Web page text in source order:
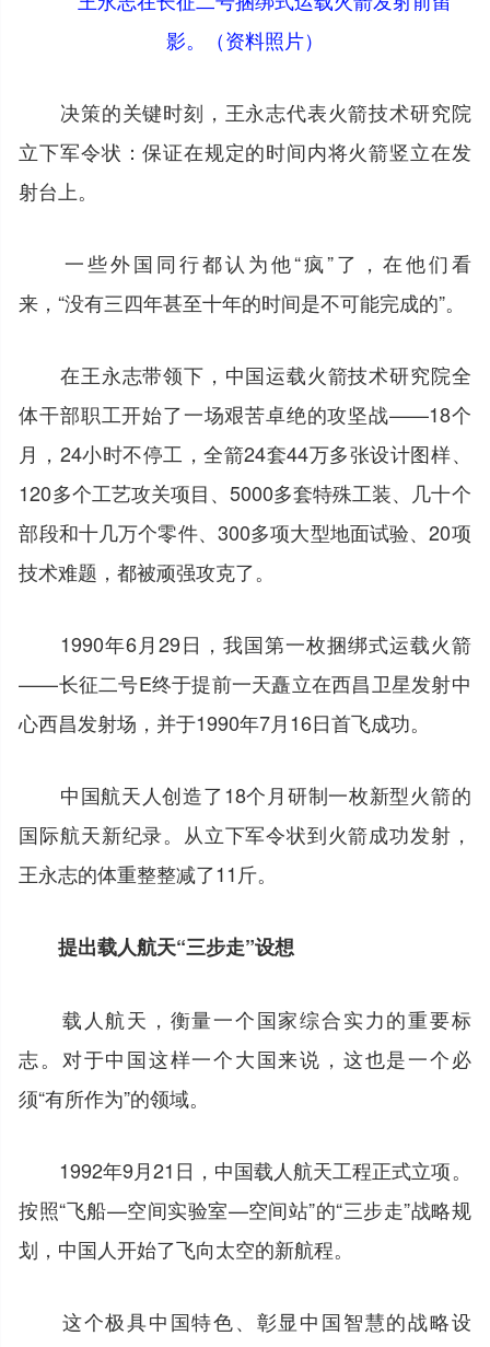
影。（资料照片）
决策的关键时刻，王永志代表火箭技术研究院
立下军令状：保证在规定的时间内将火箭竖立在发
射台上。
一些外国同行都认为他“疯”了，在他们看
来，“没有三四年甚至十年的时间是不可能完成的”。
在王永志带领下，中国运载火箭技术研究院全
体干部职工开始了一场艰苦卓绝的攻坚战——18个
月，24小时不停工，全箭24套44万多张设计图样、
120多个工艺攻关项目、5000多套特殊工装、几十个
部段和十几万个零件、300多项大型地面试验、20项
技术难题，都被顽强攻克了。
1990年6月29日，我国第一枚捆绑式运载火箭
——长征二号E终于提前一天矗立在西昌卫星发射中
心西昌发射场，并于1990年7月16日首飞成功。
中国航天人创造了18个月研制一枚新型火箭的
国际航天新纪录。从立下军令状到火箭成功发射，
王永志的体重整整减了11斤。
提出载人航天“三步走”设想
载人航天，衡量一个国家综合实力的重要标
志。对于中国这样一个大国来说，这也是一个必
须“有所作为”的领域。
1992年9月21日，中国载人航天工程正式立项。
按照“飞船—空间实验室—空间站”的“三步走”战略规
划，中国人开始了飞向太空的新航程。
这个极具中国特色、彰显中国智慧的战略设